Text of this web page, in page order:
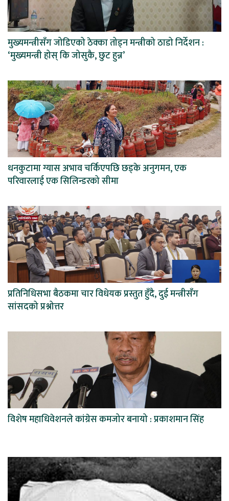
मुख्यमन्त्रीसँग जोडिएको ठेक्का तोड्न मन्त्रीको ठाडो निर्देशन :
‘मुख्यमन्त्री होस् कि जोसुकै, छुट हुन्न’
धनकुटामा ग्यास अभाव चर्किएपछि छड्के अनुगमन, एक
परिवारलाई एक सिलिन्डरको सीमा
प्रतिनिधिसभा बैठकमा चार विधेयक प्रस्तुत हुँदै, दुई मन्त्रीसँग
सांसदको प्रश्नोत्तर
विशेष महाधिवेशनले कांग्रेस कमजोर बनायो : प्रकाशमान सिंह